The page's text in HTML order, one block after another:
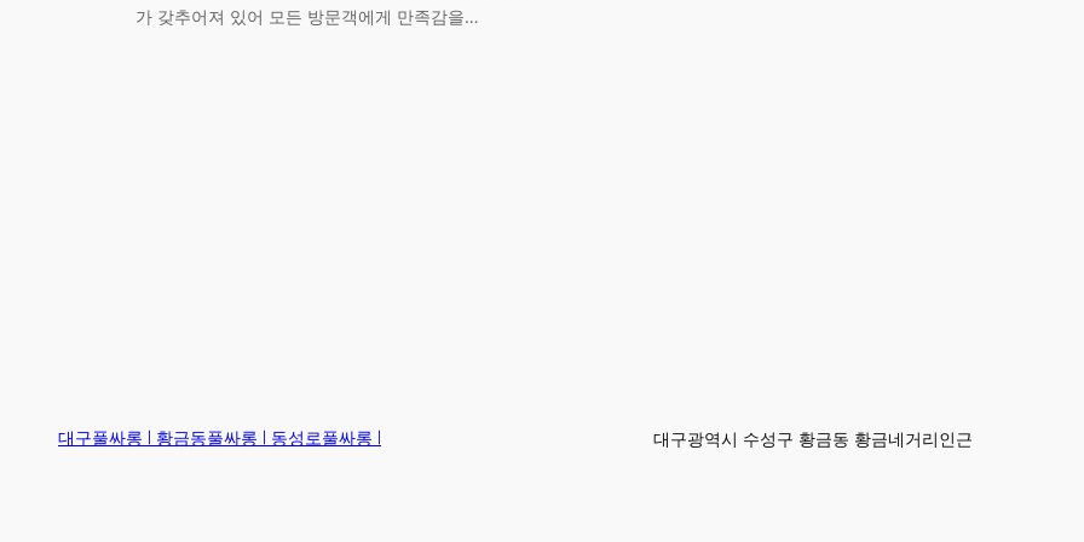
가 갖추어져 있어 모든 방문객에게 만족감을…
대구풀싸롱 | 황금동풀싸롱 | 동성로풀싸롱 | 대구광역시 수성구 황금동 황금네거리인근